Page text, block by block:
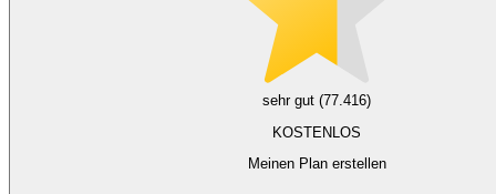
sehr gut (77.416)
KOSTENLOS
Meinen Plan erstellen